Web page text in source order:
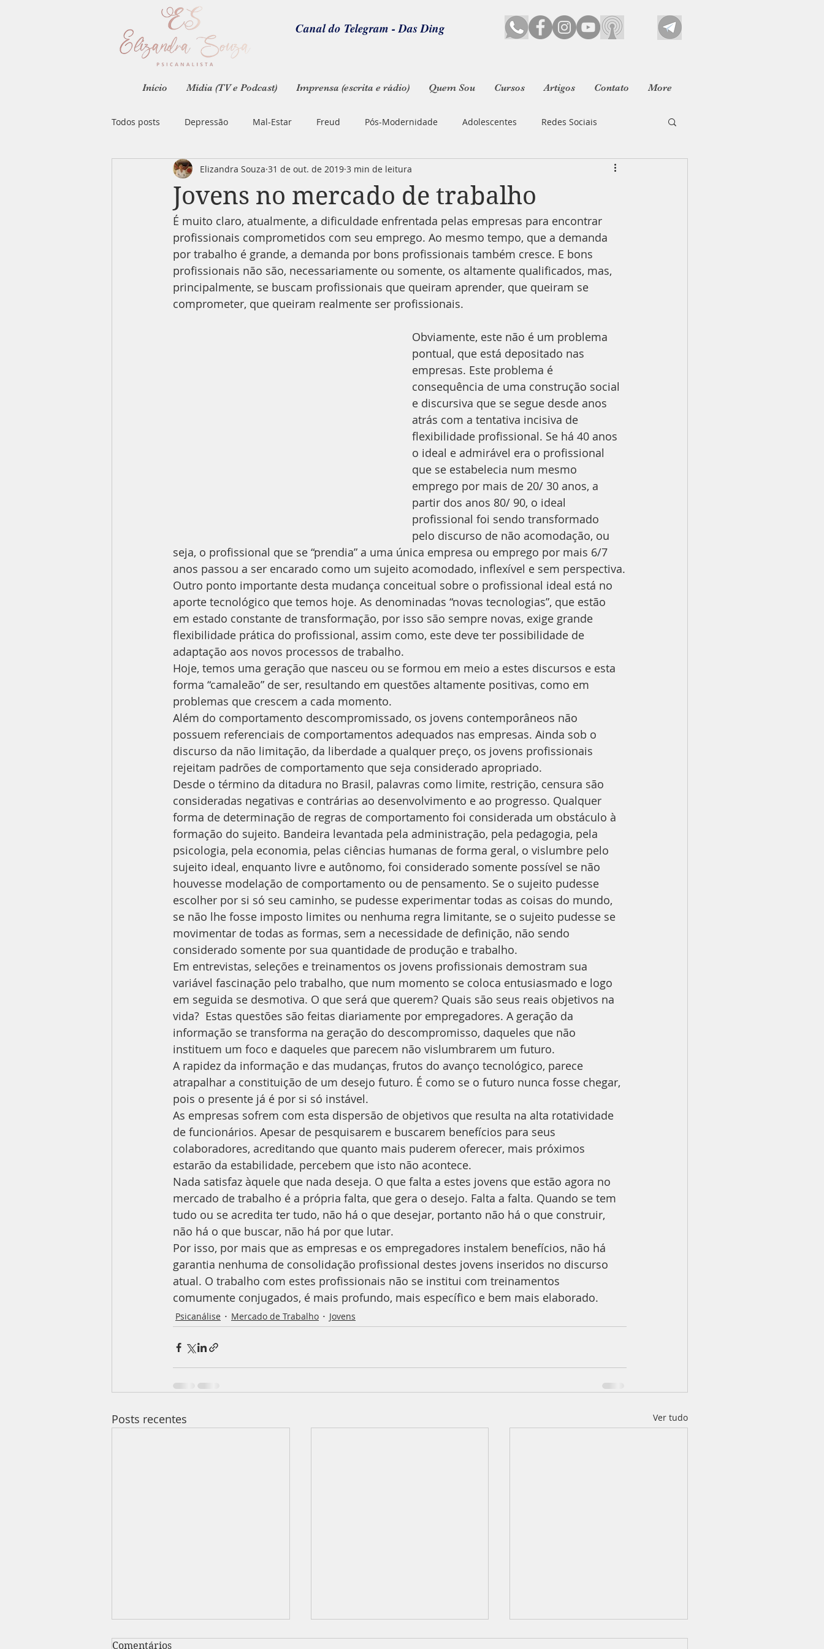
Canal do Telegram - Das Ding
Início Mídia (TV e Podcast) Imprensa (escrita e rádio) Quem Sou Cursos Artigos Contato More
Todos posts Depressão Mal-Estar Freud Pós-Modernidade Adolescentes Redes Sociais
Psicanálise Paternidade Maternidade Automutilação
Dinheiro Paixão Criminologia Crime Passional Psicanálise Infantil Bullying
Mercado de Trabalho Jovens Dieta Alimentar Gestão de Pessoas Desafios Síndrome de Burnout
Jovens no mercado de trabalho
Elizandra Souza 31 de out. de 2019 3 min de leitura
É muito claro, atualmente, a dificuldade enfrentada pelas empresas para encontrar
profissionais comprometidos com seu emprego. Ao mesmo tempo, que a demanda
por trabalho é grande, a demanda por bons profissionais também cresce. E bons
profissionais não são, necessariamente ou somente, os altamente qualificados, mas,
principalmente, se buscam profissionais que queiram aprender, que queiram se
comprometer, que queiram realmente ser profissionais.
Obviamente, este não é um problema
pontual, que está depositado nas
empresas. Este problema é
consequência de uma construção social
e discursiva que se segue desde anos
atrás com a tentativa incisiva de
flexibilidade profissional. Se há 40 anos
o ideal e admirável era o profissional
que se estabelecia num mesmo
emprego por mais de 20/ 30 anos, a
partir dos anos 80/ 90, o ideal
profissional foi sendo transformado
pelo discurso de não acomodação, ou
seja, o profissional que se “prendia” a uma única empresa ou emprego por mais 6/7
anos passou a ser encarado como um sujeito acomodado, inflexível e sem perspectiva.
Outro ponto importante desta mudança conceitual sobre o profissional ideal está no
aporte tecnológico que temos hoje. As denominadas “novas tecnologias”, que estão
em estado constante de transformação, por isso são sempre novas, exige grande
flexibilidade prática do profissional, assim como, este deve ter possibilidade de
adaptação aos novos processos de trabalho.
Hoje, temos uma geração que nasceu ou se formou em meio a estes discursos e esta
forma “camaleão” de ser, resultando em questões altamente positivas, como em
problemas que crescem a cada momento.
Além do comportamento descompromissado, os jovens contemporâneos não
possuem referenciais de comportamentos adequados nas empresas. Ainda sob o
discurso da não limitação, da liberdade a qualquer preço, os jovens profissionais
rejeitam padrões de comportamento que seja considerado apropriado.
Desde o término da ditadura no Brasil, palavras como limite, restrição, censura são
consideradas negativas e contrárias ao desenvolvimento e ao progresso. Qualquer
forma de determinação de regras de comportamento foi considerada um obstáculo à
formação do sujeito. Bandeira levantada pela administração, pela pedagogia, pela
psicologia, pela economia, pelas ciências humanas de forma geral, o vislumbre pelo
sujeito ideal, enquanto livre e autônomo, foi considerado somente possível se não
houvesse modelação de comportamento ou de pensamento. Se o sujeito pudesse
escolher por si só seu caminho, se pudesse experimentar todas as coisas do mundo,
se não lhe fosse imposto limites ou nenhuma regra limitante, se o sujeito pudesse se
movimentar de todas as formas, sem a necessidade de definição, não sendo
considerado somente por sua quantidade de produção e trabalho.
Em entrevistas, seleções e treinamentos os jovens profissionais demostram sua
variável fascinação pelo trabalho, que num momento se coloca entusiasmado e logo
em seguida se desmotiva. O que será que querem? Quais são seus reais objetivos na
vida?  Estas questões são feitas diariamente por empregadores. A geração da
informação se transforma na geração do descompromisso, daqueles que não
instituem um foco e daqueles que parecem não vislumbrarem um futuro.
A rapidez da informação e das mudanças, frutos do avanço tecnológico, parece
atrapalhar a constituição de um desejo futuro. É como se o futuro nunca fosse chegar,
pois o presente já é por si só instável.
As empresas sofrem com esta dispersão de objetivos que resulta na alta rotatividade
de funcionários. Apesar de pesquisarem e buscarem benefícios para seus
colaboradores, acreditando que quanto mais puderem oferecer, mais próximos
estarão da estabilidade, percebem que isto não acontece.
Nada satisfaz àquele que nada deseja. O que falta a estes jovens que estão agora no
mercado de trabalho é a própria falta, que gera o desejo. Falta a falta. Quando se tem
tudo ou se acredita ter tudo, não há o que desejar, portanto não há o que construir,
não há o que buscar, não há por que lutar.
Por isso, por mais que as empresas e os empregadores instalem benefícios, não há
garantia nenhuma de consolidação profissional destes jovens inseridos no discurso
atual. O trabalho com estes profissionais não se institui com treinamentos
comumente conjugados, é mais profundo, mais específico e bem mais elaborado.
Psicanálise Mercado de Trabalho Jovens
Posts recentes Ver tudo
Psicopatia: uma reflexão
Comentários